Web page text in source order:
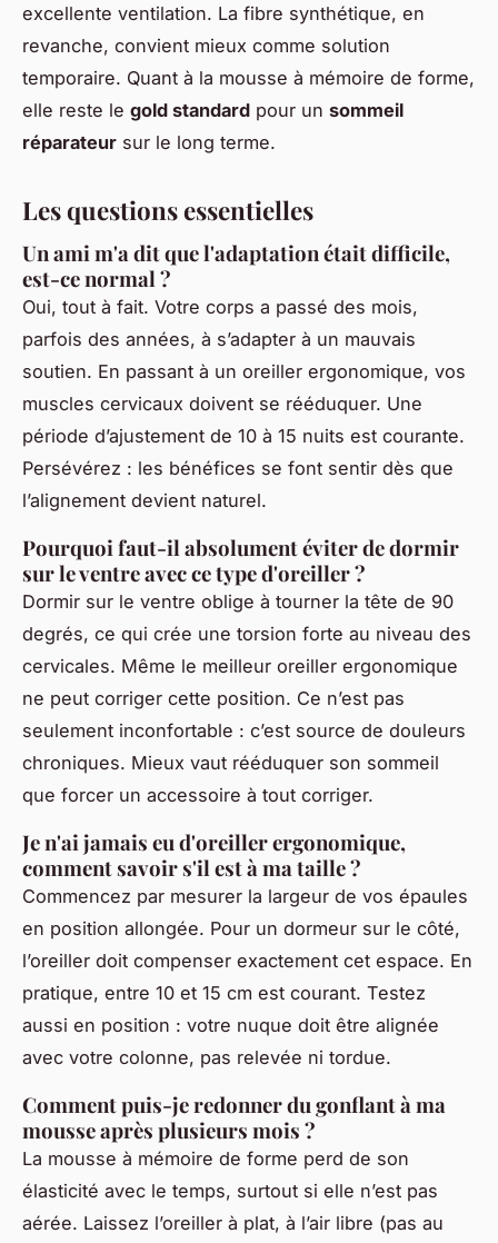
excellente ventilation. La fibre synthétique, en
revanche, convient mieux comme solution
temporaire. Quant à la mousse à mémoire de forme,
elle reste le gold standard pour un sommeil
réparateur sur le long terme.
Les questions essentielles
Un ami m'a dit que l'adaptation était difficile,
est-ce normal ?
Oui, tout à fait. Votre corps a passé des mois,
parfois des années, à s’adapter à un mauvais
soutien. En passant à un oreiller ergonomique, vos
muscles cervicaux doivent se rééduquer. Une
période d’ajustement de 10 à 15 nuits est courante.
Persévérez : les bénéfices se font sentir dès que
l’alignement devient naturel.
Pourquoi faut-il absolument éviter de dormir
sur le ventre avec ce type d'oreiller ?
Dormir sur le ventre oblige à tourner la tête de 90
degrés, ce qui crée une torsion forte au niveau des
cervicales. Même le meilleur oreiller ergonomique
ne peut corriger cette position. Ce n’est pas
seulement inconfortable : c’est source de douleurs
chroniques. Mieux vaut rééduquer son sommeil
que forcer un accessoire à tout corriger.
Je n'ai jamais eu d'oreiller ergonomique,
comment savoir s'il est à ma taille ?
Commencez par mesurer la largeur de vos épaules
en position allongée. Pour un dormeur sur le côté,
l’oreiller doit compenser exactement cet espace. En
pratique, entre 10 et 15 cm est courant. Testez
aussi en position : votre nuque doit être alignée
avec votre colonne, pas relevée ni tordue.
Comment puis-je redonner du gonflant à ma
mousse après plusieurs mois ?
La mousse à mémoire de forme perd de son
élasticité avec le temps, surtout si elle n’est pas
aérée. Laissez l’oreiller à plat, à l’air libre (pas au